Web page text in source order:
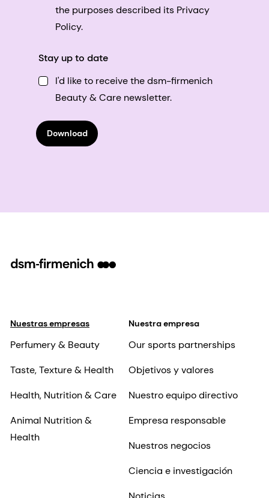
the purposes described its Privacy
Policy.
Stay up to date
I'd like to receive the dsm-firmenich
Beauty & Care newsletter.
Download
Nuestras empresas
Perfumery & Beauty
Taste, Texture & Health
Health, Nutrition & Care
Animal Nutrition &
Health
Nuestra empresa
Our sports partnerships
Objetivos y valores
Nuestro equipo directivo
Empresa responsable
Nuestros negocios
Ciencia e investigación